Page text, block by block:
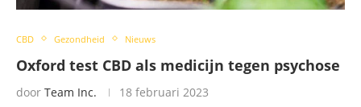
CBD Gezondheid Nieuws
Oxford test CBD als medicijn tegen psychose
door Team Inc. 18 februari 2023